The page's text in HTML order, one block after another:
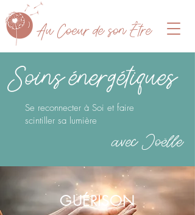
Au Coeur de son Être
Soins énergétiques
Se reconnecter à Soi et faire
scintiller sa lumière
avec Joëlle
GUÉRISON